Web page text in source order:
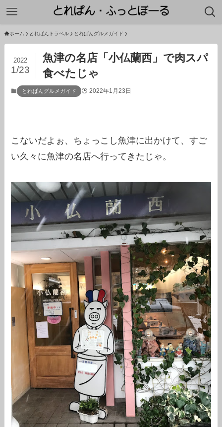
ホーム とれぱんトラベル とれぱんグルメガイド
魚津の名店「小仏蘭西」で肉スパ
食べたじゃ
2022
1/23
とれぱんグルメガイド 2022年1月23日
こないだよぉ、ちょっこし魚津に出かけて、すご
い久々に魚津の名店へ行ってきたじゃ。